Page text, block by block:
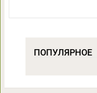
ПОПУЛЯРНОЕ